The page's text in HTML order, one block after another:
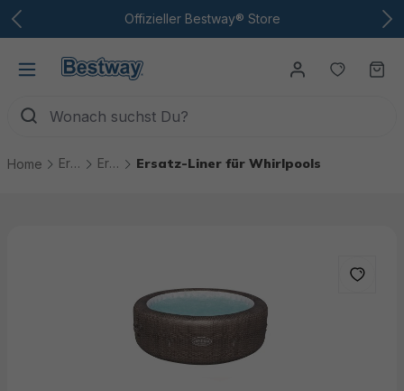
Zum Hauptinhalt Offizieller Bestway® Store
Du
Home Ersatzteile Ersatzteile Whirlpools Ersatz-Liner für Whirlpools